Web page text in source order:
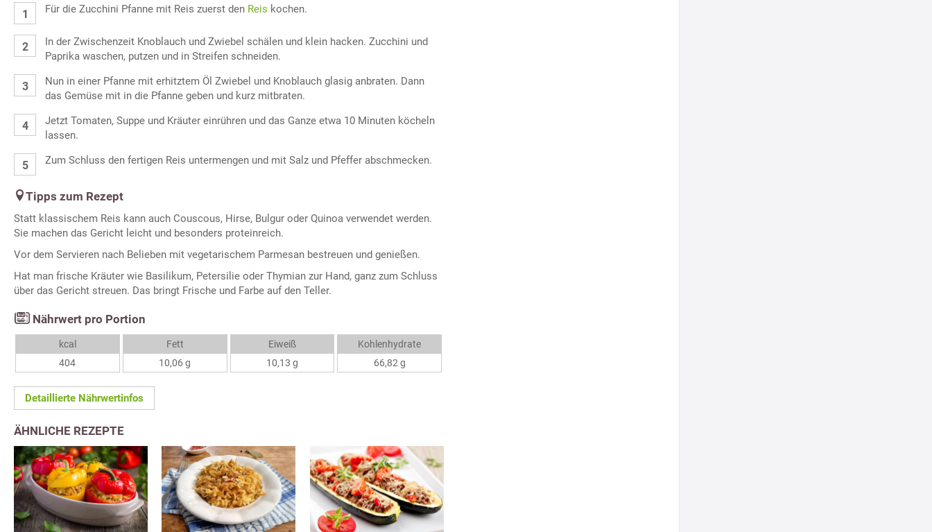
Für die Zucchini Pfanne mit Reis zuerst den Reis kochen.
In der Zwischenzeit Knoblauch und Zwiebel schälen und klein hacken. Zucchini und
Paprika waschen, putzen und in Streifen schneiden.
Nun in einer Pfanne mit erhitztem Öl Zwiebel und Knoblauch glasig anbraten. Dann
das Gemüse mit in die Pfanne geben und kurz mitbraten.
Jetzt Tomaten, Suppe und Kräuter einrühren und das Ganze etwa 10 Minuten köcheln
lassen.
Zum Schluss den fertigen Reis untermengen und mit Salz und Pfeffer abschmecken.
Tipps zum Rezept
Statt klassischem Reis kann auch Couscous, Hirse, Bulgur oder Quinoa verwendet werden.
Sie machen das Gericht leicht und besonders proteinreich.
Vor dem Servieren nach Belieben mit vegetarischem Parmesan bestreuen und genießen.
Hat man frische Kräuter wie Basilikum, Petersilie oder Thymian zur Hand, ganz zum Schluss
über das Gericht streuen. Das bringt Frische und Farbe auf den Teller.
Nährwert pro Portion
kcal
404
Fett
10,06 g
Eiweiß
10,13 g
Kohlenhydrate
66,82 g
Detaillierte Nährwertinfos
ÄHNLICHE REZEPTE